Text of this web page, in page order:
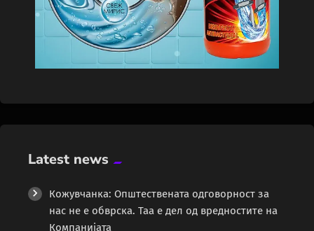
Latest news
Кожувчанка: Општествената одговорност за
нас не е обврска. Таа е дел од вредностите на
Компанијата